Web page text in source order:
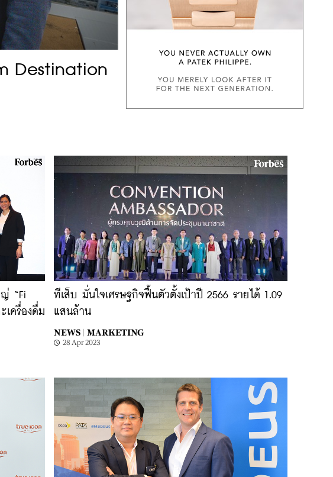
Destination
ญ่ “Fi
เครื่องดื่ม
ทีเส็บ มั่นใจเศรษฐกิจฟื้นตัวตั้งเป้าปี 2566 รายได้ 1.09
แสนล้าน
NEWS | MARKETING
28 Apr 2023